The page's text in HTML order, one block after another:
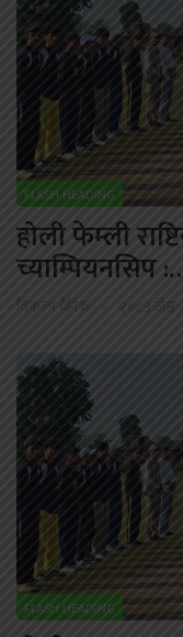
FLASH HEADING
होली फेम्ली
च्याम्पियनसिप
विकल्प दैनिक २०८३
FLASH HEADING